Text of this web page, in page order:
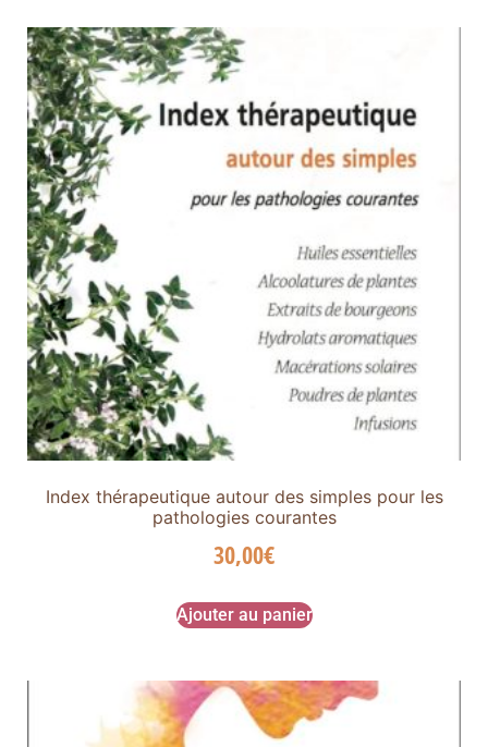
Index thérapeutique autour des simples pour les
pathologies courantes
30,00€
Ajouter au panier